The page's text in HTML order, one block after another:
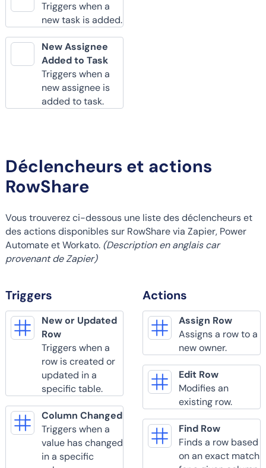
Triggers when a
new task is added.
New Assignee
Added to Task
Triggers when a
new assignee is
added to task.
Déclencheurs et actions
RowShare
Vous trouverez ci-dessous une liste des déclencheurs et
des actions disponibles sur RowShare via Zapier, Power
Automate et Workato. (Description en anglais car
provenant de Zapier)
Triggers
New or Updated
Row
Triggers when a
row is created or
updated in a
specific table.
Column Changed
Triggers when a
value has changed
in a specific
Actions
Assign Row
Assigns a row to a
new owner.
Edit Row
Modifies an
existing row.
Find Row
Finds a row based
on an exact match